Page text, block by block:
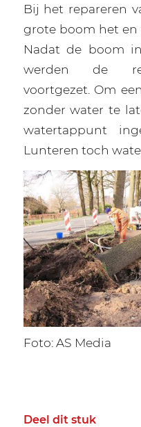
Bij het repareren
grote boom het en
Nadat de boom
werden de
voortgezet. Om
zonder water te
watertappunt
Lunteren toch
Foto: AS Media
Deel dit stuk